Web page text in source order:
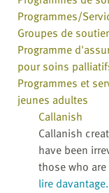
Programmes/
Groupes de
Programme
pour soins
Programmes et
jeunes adultes
Callanish
Callanish
have been
those who
lire